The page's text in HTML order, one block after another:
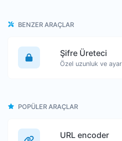
BENZER ARAÇLAR
Şifre Üreteci
POPÜLER ARAÇLAR
URL encoder